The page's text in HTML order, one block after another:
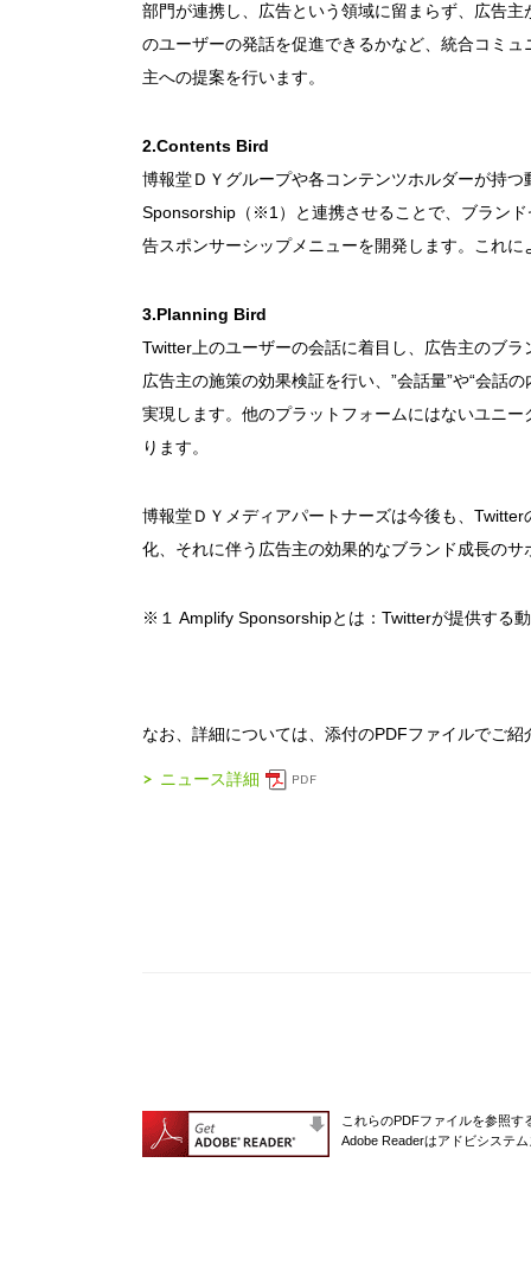
部門が連携し、広告という領域に留まらず、広告
のユーザーの発話を促進できるかなど、統合コミ
主への提案を行います。
2.Contents Bird
博報堂ＤＹグループや各コンテンツホルダーが持
Sponsorship（※1）と連携させることで、ブラン
告スポンサーシップメニューを開発します。これ
3.Planning Bird
Twitter上のユーザーの会話に着目し、広告主のブ
広告主の施策の効果検証を行い、”会話量”や“会話
実現します。他のプラットフォームにはないユニ
ります。
博報堂ＤＹメディアパートナーズは今後も、
化、それに伴う広告主の効果的なブランド成長の
※１ Amplify Sponsorshipとは：Twitterが提供する
なお、詳細については、添付のPDFファイルでご紹
ニュース詳細
これらのPDFファイルを参照す
Adobe Readerはアドビシステ